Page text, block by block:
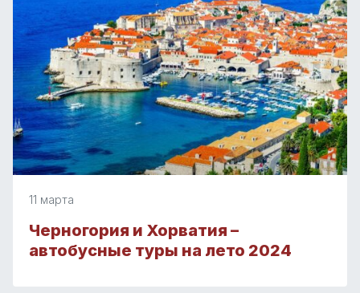
11 марта
Черногория и Хорватия –
автобусные туры на лето 2024